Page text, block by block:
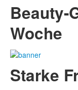
Beauty-
Woche
Starke